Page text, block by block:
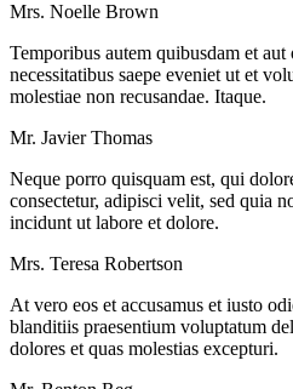
Mrs. Noelle Brown
Temporibus autem quibusdam et
necessitatibus saepe eveniet ut et
molestiae non recusandae. Itaque.
Mr. Javier Thomas
Neque porro quisquam est, qui
consectetur, adipisci velit, sed quia
incidunt ut labore et dolore.
Mrs. Teresa Robertson
At vero eos et accusamus et iusto
blanditiis praesentium voluptatum
dolores et quas molestias excepturi.